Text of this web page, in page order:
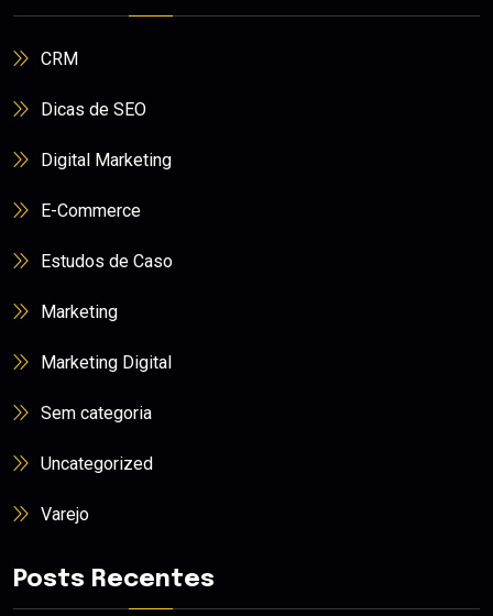
CRM
Dicas de SEO
Digital Marketing
E-Commerce
Estudos de Caso
Marketing
Marketing Digital
Sem categoria
Uncategorized
Varejo
Posts Recentes